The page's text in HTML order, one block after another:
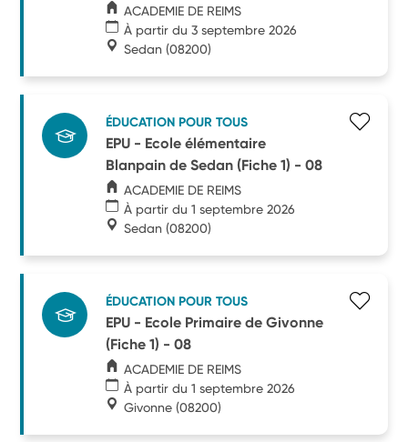
ACADEMIE DE REIMS
À partir du 3 septembre 2026
Sedan (08200)
ÉDUCATION POUR TOUS
EPU - Ecole élémentaire
Blanpain de Sedan (Fiche 1) - 08
ACADEMIE DE REIMS
À partir du 1 septembre 2026
Sedan (08200)
ÉDUCATION POUR TOUS
EPU - Ecole Primaire de Givonne
(Fiche 1) - 08
ACADEMIE DE REIMS
À partir du 1 septembre 2026
Givonne (08200)